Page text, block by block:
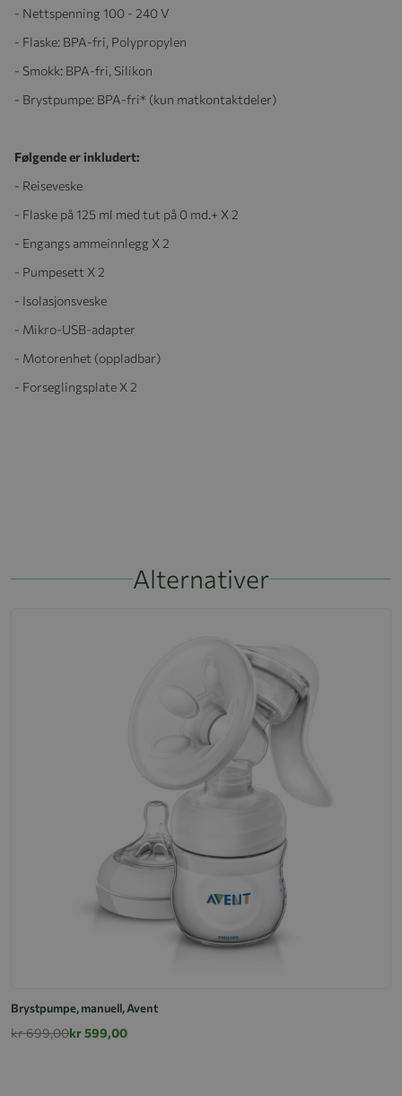
- Nettspenning 100 - 240 V
- Flaske: BPA-fri, Polypropylen
- Smokk: BPA-fri, Silikon
- Brystpumpe: BPA-fri* (kun matkontaktdeler)
Følgende er inkludert:
- Reiseveske
- Flaske på 125 ml med tut på 0 md.+ X 2
- Engangs ammeinnlegg X 2
- Pumpesett X 2
- Isolasjonsveske
- Mikro-USB-adapter
- Motorenhet (oppladbar)
- Forseglingsplate X 2
Alternativer
Brystpumpe, manuell, Avent
kr 699,00kr 599,00